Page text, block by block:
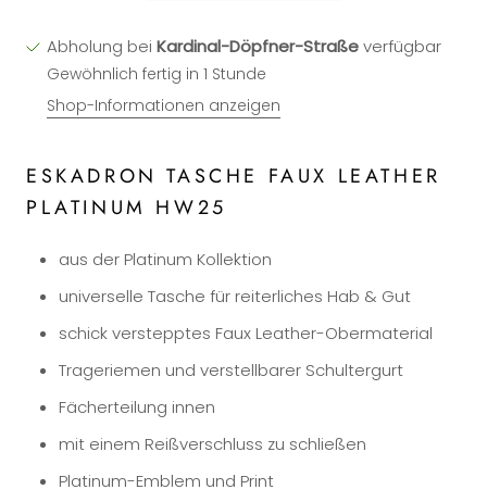
Abholung bei Kardinal-Döpfner-Straßeverfügbar
Gewöhnlich fertig in 1 Stunde
Shop-Informationen anzeigen
ESKADRON TASCHE FAUX LEATHER
PLATINUM HW25
aus der Platinum Kollektion
universelle Tasche für reiterliches Hab & Gut
schick verstepptes Faux Leather-Obermaterial
Trageriemen und verstellbarer Schultergurt
Fächerteilung innen
mit einem Reißverschluss zu schließen
Platinum-Emblem und Print